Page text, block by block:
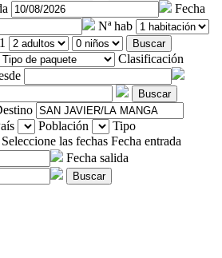
Fecha
Nª hab
Buscar
Clasificación
Buscar
Población
Tipo
Seleccione las fechas Fecha entrada
Fecha salida
Buscar